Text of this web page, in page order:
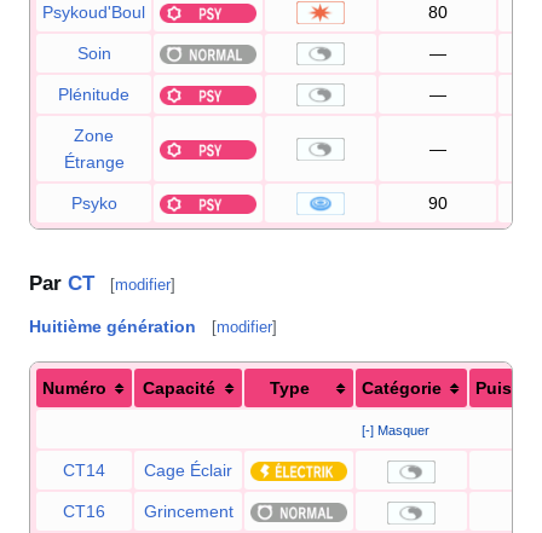
Psykoud'Boul 80
Soin —
Plénitude —
Zone
Étrange
—
Psyko 90
Par CT [modifier]
Huitième génération [modifier]
Numéro Capacité Type Catégorie
[-] Masquer
CT14 Cage Éclair
CT16 Grincement